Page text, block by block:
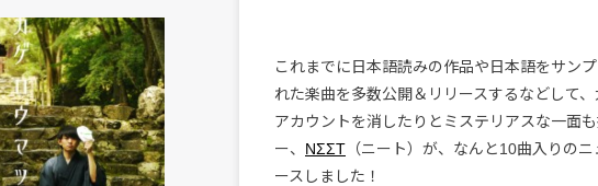
これまでに日本語読みの作品や日本語をサン
れた楽曲を多数公開＆リリースするなどして
アカウントを消したりとミステリアスな一面
ー、 NΣΣT （ニート）が、なんと10曲入りの
ースしました！